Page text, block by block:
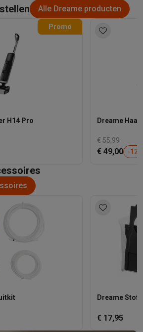
Alle Dreame producten
Promo
H14 Pro Dreame
€ 55,99
€ 49,00 -12
Dreame
€ 17,95